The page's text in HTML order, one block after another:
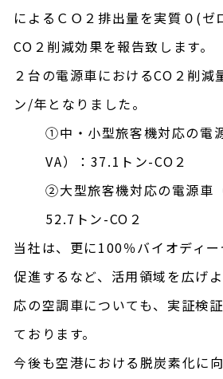
によるＣＯ２排出量を実質０(ゼ
CO２削減効果を報告致します。
２台の電源車におけるCO２削減
ン/年となりました。
①中・小型旅客機対応の電
VA）：37.1トン-CO２
②大型旅客機対応の電源車
52.7トン-CO２
当社は、更に100％バイオディ
促進するなど、活用領域を広げ
応の空調車についても、実証検
ております。
今後も空港における脱炭素化に